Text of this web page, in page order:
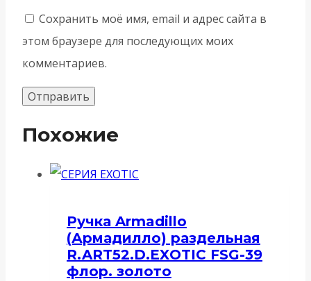
Сохранить моё имя, email и адрес сайта в
этом браузере для последующих моих
комментариев.
Похожие
Ручка Armadillo
(Армадилло) раздельная
R.ART52.D.EXOTIC FSG-39
флор. золото